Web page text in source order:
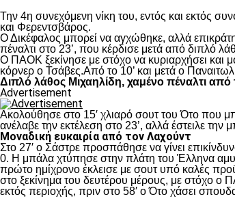
Την 4η συνεχόμενη νίκη του, εντός και εκτός
και Φερεντσβάρος.
Ο Δικέφαλος μπορεί να αγχώθηκε, αλλά
πέναλτι στο 23’, που κέρδισε μετά από διπλό
Ο ΠΑΟΚ ξεκίνησε με στόχο να κυριαρχήσει και
κόρνερ ο Τσάβες.Από το 10’ και μετά ο
Διπλό λάθος Μιχαηλίδη, χαμένο πέναλτι από
Advertisement
Ακολούθησε στο 15′ χλιαρό σουτ του Ότο που
ανέλαβε την εκτέλεση στο 23’, αλλά έστειλε
Μοναδική ευκαιρία από τον Λαχούντ
Στο 27′ ο Σάστρε προσπάθησε να γίνει
0. Η μπάλα χτύπησε στην πλάτη του Έλληνα
πρώτο ημίχρονο έκλεισε με σουτ υπό καλές
στο ξεκίνημα του δευτέρου μέρους, με στόχο ο
εκτός περιοχής, πριν στο 58′ ο Ότο χάσει